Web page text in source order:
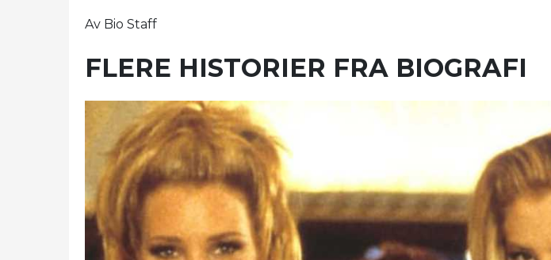
Av Bio Staff
FLERE HISTORIER FRA BIOGRAFI